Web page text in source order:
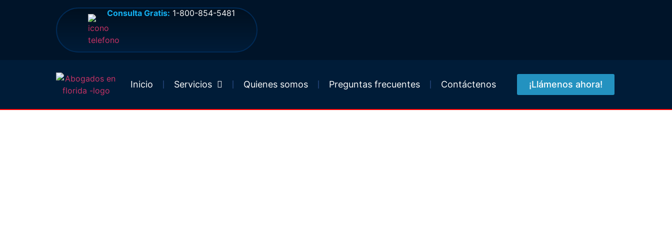
Consulta Gratis: 1-800-854-5481
Inicio Servicios Quienes somos Preguntas frecuentes Contáctenos ¡Llámenos ahora!